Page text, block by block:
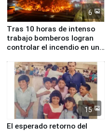
6
Tras 10 horas de intenso
trabajo bomberos logran
controlar el incendio en una
de Chile
15
El esperado retorno del